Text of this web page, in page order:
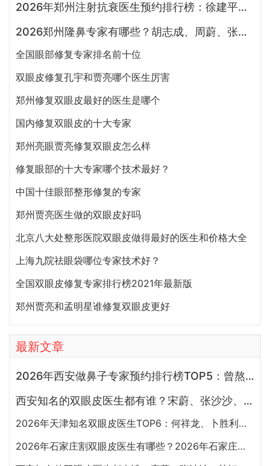
2026年郑州注射抗衰医生预约排行榜：徐建平、张歌、赵永华、张婉霞、王妍芝、唐喜、李娟、朱怡梦哪个好？
2026郑州隆鼻专家有哪些？胡志成、周蔚、张海洋、王启立、张鹏、李冰谁做鼻子更好？
全国眼部修复专家排名前十位
双眼皮修复孔宇和贾亮哪个医生厉害
郑州修复双眼皮最好的医生是哪个
国内修复双眼皮的十大专家
郑州亮眼贾亮修复双眼皮怎么样
修复眼部的十大专家哪个技术最好？
中国十佳眼部整形修复的专家
郑州贾亮医生做的双眼皮好吗
北京八大处整形医院双眼皮做得最好的医生和价格大全
上海九院祛眼袋哪位专家技术好？
全国双眼皮修复专家排行榜2021年最新版
郑州贾亮和孟明星谁修复双眼皮更好
最新文章
2026年西安做鼻子专家预约排行榜TOP5：曾熬、霍玉旺、房志强、蒋立、刘宝军哪个更好？
西安知名的双眼皮医生都有谁？宋蔚、张沙沙、韩钰博、王璇、张文军谁做双眼皮更好？
2026年天津知名双眼皮医生TOP6：何祥龙、卜胜利、关迪剑、邵妍、夏红福、毕小丽:好？
2026年石家庄割双眼皮医生有哪些？2026年石家庄双眼皮专家预约排行榜前十名大全